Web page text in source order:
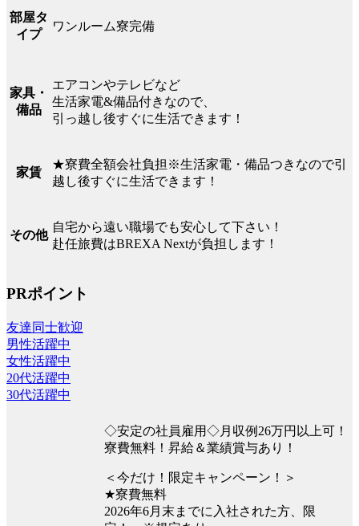
部屋タ
イプ
ワンルーム寮完備
家具・
備品
エアコンやテレビなど
生活家電&備品付きなので、
引っ越し後すぐに生活できます！
家賃
★寮費全額会社負担※生活家電・備品つきなので引
越し後すぐに生活できます！
その他
自宅から遠い職場でも安心して下さい！
赴任旅費はBREXA Nextが負担します！
PRポイント
友達同士歓迎
男性活躍中
女性活躍中
20代活躍中
30代活躍中
◇安定の社員雇用◇月収例26万円以上可！
寮費無料！昇給＆業績賞与あり！
＜今だけ！限定キャンペーン！＞
★寮費無料
2026年6月末までに入社された方、限